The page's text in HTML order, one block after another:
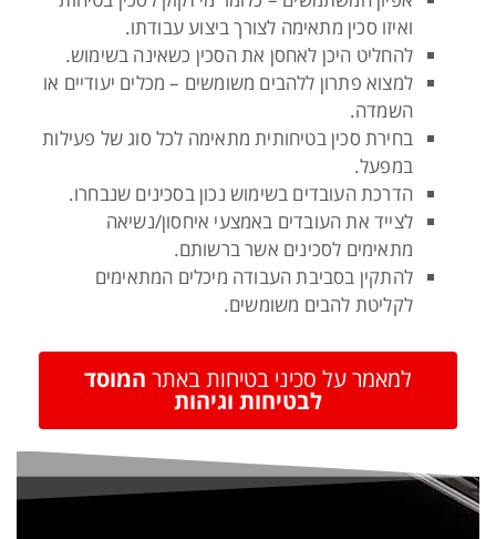
ואיזו סכין מתאימה לצורך ביצוע עבודתו.
להחליט היכן לאחסן את הסכין כשאינה בשימוש.
למצוא פתרון ללהבים משומשים – מכלים יעודיים או
השמדה.
בחירת סכין בטיחותית מתאימה לכל סוג של פעילות
במפעל.
הדרכת העובדים בשימוש נכון בסכינים שנבחרו.
לצייד את העובדים באמצעי איחסון/נשיאה
מתאימים לסכינים אשר ברשותם.
להתקין בסביבת העבודה מיכלים המתאימים
לקליטת להבים משומשים.
למאמר על סכיני בטיחות באתר המוסד
לבטיחות וגיהות